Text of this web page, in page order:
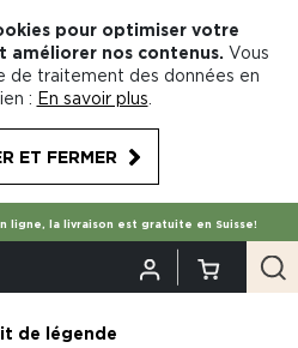
pour optimiser votre
améliorer nos contenus. Vous
de traitement des données en
: En savoir plus
ET FERMER
ligne, la livraison est gratuite en Suisse!
de légende